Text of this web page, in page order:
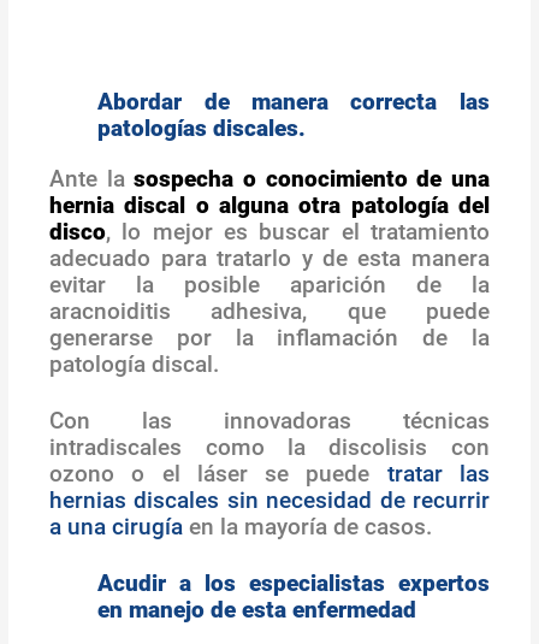
Abordar de manera correcta las
patologías discales.
Ante lasospecha o conocimiento de una
hernia discal o alguna otra patología del
disco, lo mejor es buscar el tratamiento
adecuado para tratarlo y de esta manera
evitar la posible aparición de la
aracnoiditis adhesiva, que puede
generarse por la inflamación de la
patología discal.
Con las innovadoras técnicas
intradiscales como la discolisis con
ozono o el láser se puede tratar las
hernias discales sin necesidad de recurrir
a una cirugía en la mayoría de casos.
Acudir a los especialistas expertos
en manejo de esta enfermedad